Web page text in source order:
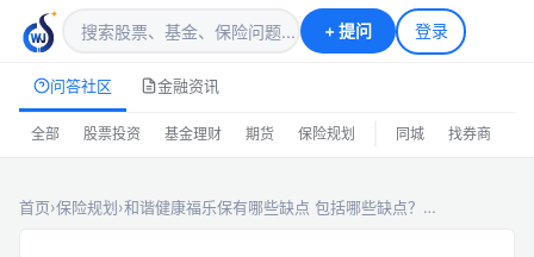
+提问 登录
问答社区 金融资讯
全部 股票投资 基金理财 期货 保险规划 同城 找券商
首页›保险规划›和谐健康福乐保有哪些缺点 包括哪些缺点？…